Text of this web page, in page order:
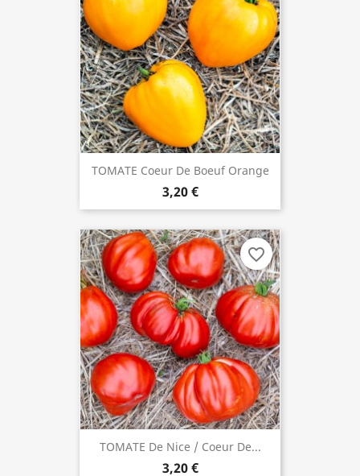
TOMATE Coeur De Boeuf Orange
3,20 €
TOMATE De Nice / Coeur De...
3,20 €
favorite_border